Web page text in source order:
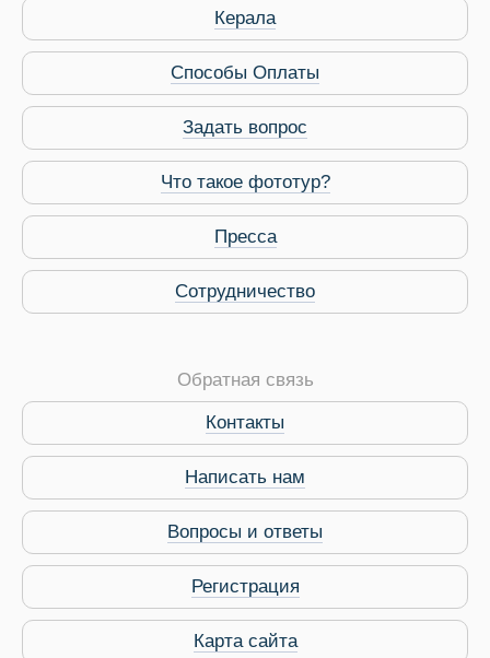
Виза в Индию
Керала
Способы Оплаты
Задать вопрос
Что такое фототур?
Пресса
Сотрудничество
Обратная связь
Контакты
Написать нам
Вопросы и ответы
Регистрация
Карта сайта